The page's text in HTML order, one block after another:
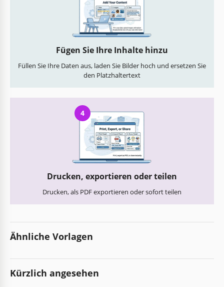
Fügen Sie Ihre Inhalte hinzu
Füllen Sie Ihre Daten aus, laden Sie Bilder hoch und ersetzen Sie
den Platzhaltertext
4
Drucken, exportieren oder teilen
Drucken, als PDF exportieren oder sofort teilen
Ähnliche Vorlagen
Kürzlich angesehen